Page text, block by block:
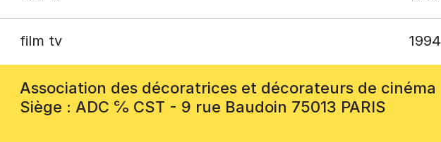
film tv 1994
Association des décoratrices et décorateurs de cinéma
Siège : ADC ℅ CST - 9 rue Baudoin 75013 PARIS